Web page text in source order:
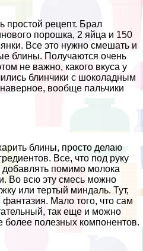
простой рецепт. Брал
порошка, 2 яйца и 150
Все это нужно смешать и
блины. Получаются очень
не важно, какого вкуса у
блинчики с шоколадным
вообще пальчики
блины, просто делаю
Все, что под руку
помимо молока
Во всю эту смесь можно
или тертый миндаль. Тут,
фантазия. Мало того, что сам
так еще и можно
более полезных компонентов.